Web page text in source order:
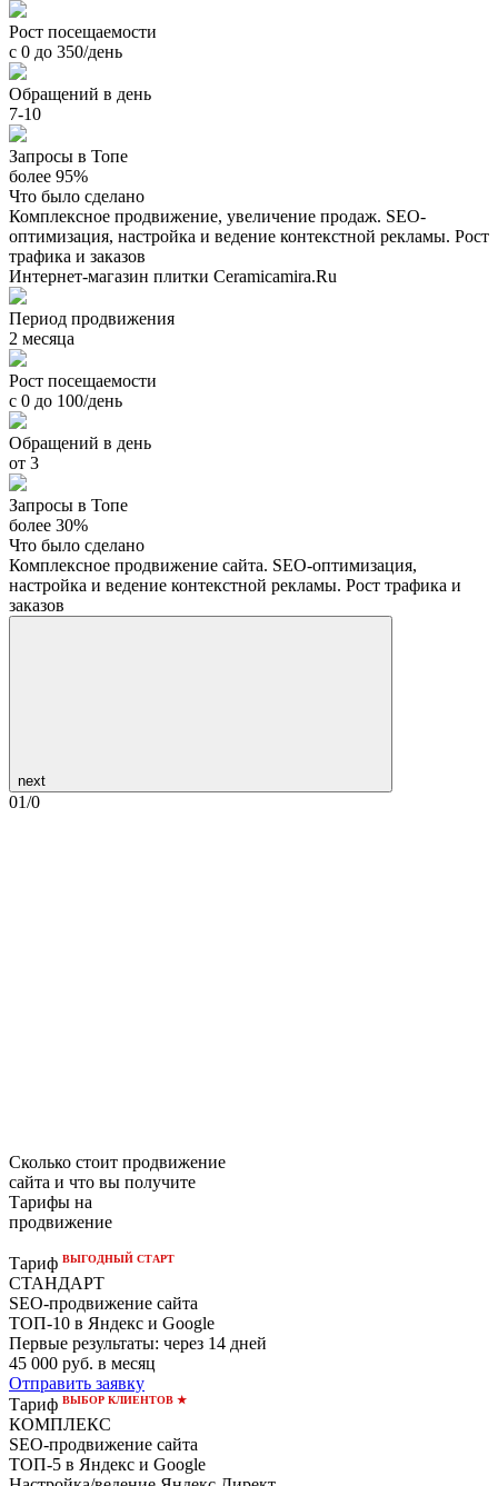
Рост посещаемости
с 0 до 350/день
Обращений в день
7-10
Запросы в Топе
более 95%
Что было сделано
Комплексное продвижение, увеличение продаж. SEO-
оптимизация, настройка и ведение контекстной рекламы. Рост
трафика и заказов
Интернет-магазин плитки Ceramicamira.Ru
Период продвижения
2 месяца
Рост посещаемости
с 0 до 100/день
Обращений в день
от 3
Запросы в Топе
более 30%
Что было сделано
Комплексное продвижение сайта. SEO-оптимизация,
настройка и ведение контекстной рекламы. Рост трафика и
заказов
next
01/0
Сколько стоит продвижение
сайта и что вы получите
Тарифы на
продвижение
Тариф ВЫГОДНЫЙ СТАРТ
СТАНДАРТ
SEO-продвижение сайта
ТОП-10 в Яндекс и Google
Первые результаты: через 14 дней
45 000 руб. в месяц
Отправить заявку
Тариф ВЫБОР КЛИЕНТОВ ★
КОМПЛЕКС
SEO-продвижение сайта
ТОП-5 в Яндекс и Google